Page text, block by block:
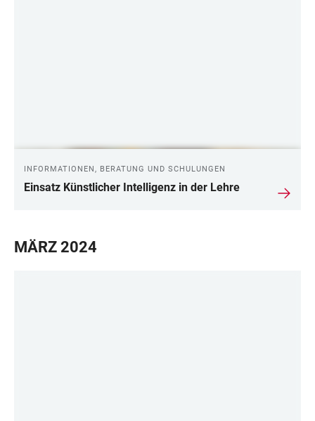
INFORMATIONEN, BERATUNG UND SCHULUNGEN
Einsatz Künstlicher Intelligenz in der Lehre
MÄRZ 2024